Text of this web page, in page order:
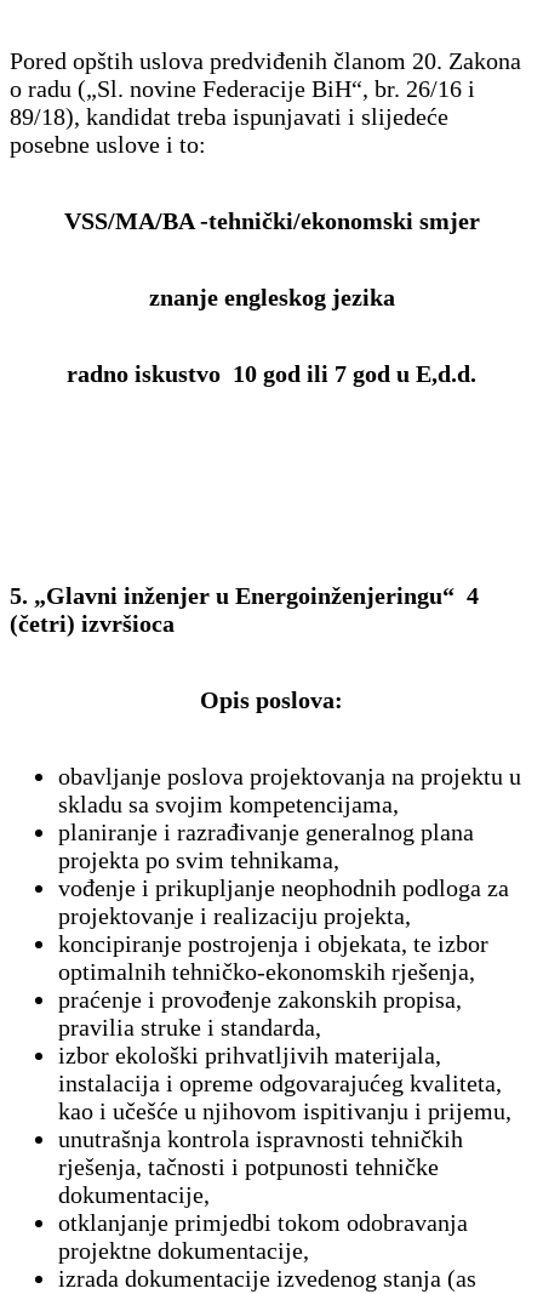
Pored opštih uslova predviđenih članom 20. Zakona
o radu („Sl. novine Federacije BiH“, br. 26/16 i
89/18), kandidat treba ispunjavati i slijedeće
posebne uslove i to:
VSS/MA/BA -tehnički/ekonomski smjer
znanje engleskog jezika
radno iskustvo 10 god ili 7 god u E,d.d.
5. „Glavni inženjer u Energoinženjeringu“ 4
(četri) izvršioca
Opis poslova:
obavljanje poslova projektovanja na projektu u
skladu sa svojim kompetencijama,
planiranje i razrađivanje generalnog plana
projekta po svim tehnikama,
vođenje i prikupljanje neophodnih podloga za
projektovanje i realizaciju projekta,
koncipiranje postrojenja i objekata, te izbor
optimalnih tehničko-ekonomskih rješenja,
praćenje i provođenje zakonskih propisa,
pravilia struke i standarda,
izbor ekološki prihvatljivih materijala,
instalacija i opreme odgovarajućeg kvaliteta,
kao i učešće u njihovom ispitivanju i prijemu,
unutrašnja kontrola ispravnosti tehničkih
rješenja, tačnosti i potpunosti tehničke
dokumentacije,
otklanjanje primjedbi tokom odobravanja
projektne dokumentacije,
izrada dokumentacije izvedenog stanja (as